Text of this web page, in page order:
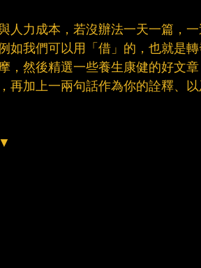
人力成本，若沒辦法一天一篇，
如我們可以用「借」的，也就是
，然後精選一些養生康健的好文
再加上一兩句話作為你的詮釋、